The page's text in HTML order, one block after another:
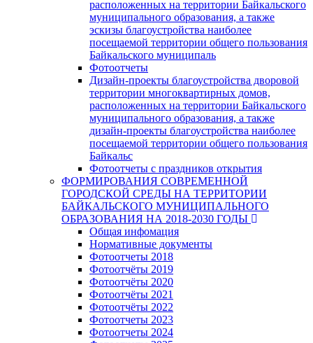
расположенных на территории Байкальского
муниципального образования, а также
эскизы благоустройства наиболее
посещаемой территории общего пользования
Байкальского муниципаль
Фотоотчеты
Дизайн-проекты благоустройства дворовой
территории многоквартирных домов,
расположенных на территории Байкальского
муниципального образования, а также
дизайн-проекты благоустройства наиболее
посещаемой территории общего пользования
Байкальс
Фотоотчеты с праздников открытия
ФОРМИРОВАНИЯ СОВРЕМЕННОЙ
ГОРОДСКОЙ СРЕДЫ НА ТЕРРИТОРИИ
БАЙКАЛЬСКОГО МУНИЦИПАЛЬНОГО
ОБРАЗОВАНИЯ НА 2018-2030 ГОДЫ
Общая инфомация
Нормативные документы
Фотоотчеты 2018
Фотоотчёты 2019
Фотоотчёты 2020
Фотоотчёты 2021
Фотоотчёты 2022
Фотоотчеты 2023
Фотоотчеты 2024